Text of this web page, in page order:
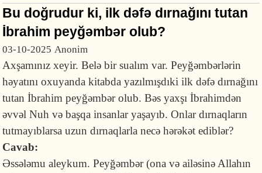
Bu doğrudur ki, ilk dəfə dırnağını tutan
İbrahim peyğəmbər olub?
03-10-2025 Anonim
Axşamınız xeyir. Belə bir sualım var. Peyğəmbərlərin
həyatını oxuyanda kitabda yazılmışdıki ilk dəfə dırnağını
tutan İbrahim peyğəmbər olub. Bəs yaxşı İbrahimdən
əvvəl Nuh və başqa insanlar yaşayıb. Onlar dırnaqların
tutmayıblarsa uzun dırnaqlarla necə hərəkət ediblər?
Cavab:
Əssələmu aleykum. Peyğəmbər (ona və ailəsinə Allahın